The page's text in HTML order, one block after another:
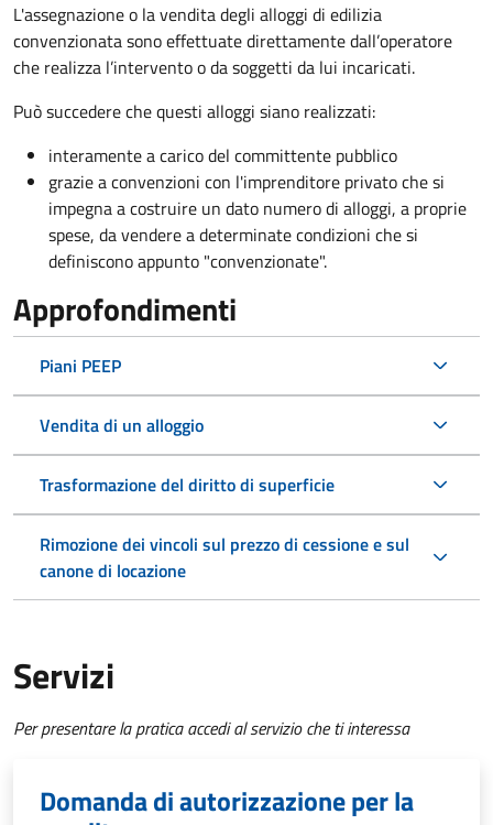
L'assegnazione o la vendita degli alloggi di edilizia
convenzionata sono effettuate direttamente dall’operatore
che realizza l’intervento o da soggetti da lui incaricati.
Può succedere che questi alloggi siano realizzati:
interamente a carico del committente pubblico
grazie a convenzioni con l'imprenditore privato che si
impegna a costruire un dato numero di alloggi, a proprie
spese, da vendere a determinate condizioni che si
definiscono appunto "convenzionate".
Approfondimenti
Piani PEEP
Vendita di un alloggio
Trasformazione del diritto di superficie
Rimozione dei vincoli sul prezzo di cessione e sul
canone di locazione
Servizi
Per presentare la pratica accedi al servizio che ti interessa
Domanda di autorizzazione per la